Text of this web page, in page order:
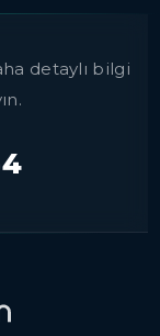
detaylı bilgi